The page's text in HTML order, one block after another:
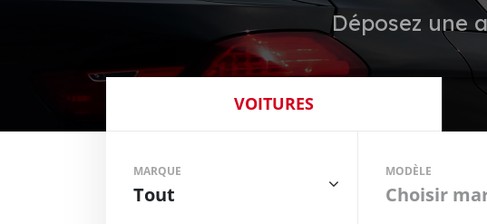
Déposez une
VOITURES
MARQUE
Tout
MODÈLE
Choisir